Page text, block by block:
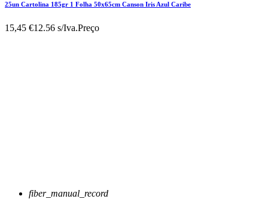
25un Cartolina 185gr 1 Folha 50x65cm Canson Iris Azul Caribe
15,45 €12.56 s/Iva.Preço
fiber_manual_record